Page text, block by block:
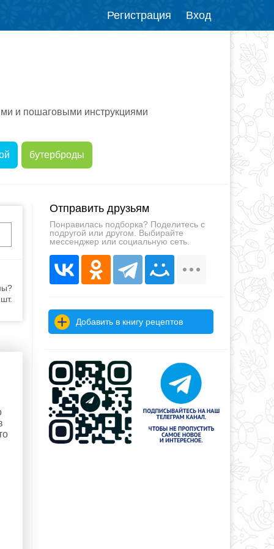
Регистрация Вход
и пошаговыми инструкциями
бутерброды
Отправить друзьям
Понравилась подборка? Поделитесь с
подругой или другом. Выбирайте
мессенджер или социальную сеть.
Добавить в книгу рецептов